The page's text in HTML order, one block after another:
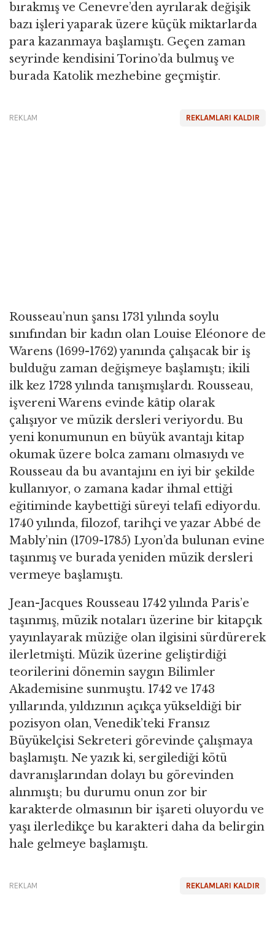
bırakmış ve Cenevre’den ayrılarak değişik
bazı işleri yaparak üzere küçük miktarlarda
para kazanmaya başlamıştı. Geçen zaman
seyrinde kendisini Torino’da bulmuş ve
burada Katolik mezhebine geçmiştir.
REKLAMLARI KALDIR
REKLAM
Rousseau’nun şansı 1731 yılında soylu
sınıfından bir kadın olan Louise Eléonore de
Warens (1699-1762) yanında çalışacak bir iş
bulduğu zaman değişmeye başlamıştı; ikili
ilk kez 1728 yılında tanışmışlardı. Rousseau,
işvereni Warens evinde kâtip olarak
çalışıyor ve müzik dersleri veriyordu. Bu
yeni konumunun en büyük avantajı kitap
okumak üzere bolca zamanı olmasıydı ve
Rousseau da bu avantajını en iyi bir şekilde
kullanıyor, o zamana kadar ihmal ettiği
eğitiminde kaybettiği süreyi telafi ediyordu.
1740 yılında, filozof, tarihçi ve yazar Abbé de
Mably’nin (1709-1785) Lyon’da bulunan evine
taşınmış ve burada yeniden müzik dersleri
vermeye başlamıştı.
Jean-Jacques Rousseau 1742 yılında Paris’e
taşınmış, müzik notaları üzerine bir kitapçık
yayınlayarak müziğe olan ilgisini sürdürerek
ilerletmişti. Müzik üzerine geliştirdiği
teorilerini dönemin saygın Bilimler
Akademisine sunmuştu. 1742 ve 1743
yıllarında, yıldızının açıkça yükseldiği bir
pozisyon olan, Venedik’teki Fransız
Büyükelçisi Sekreteri görevinde çalışmaya
başlamıştı. Ne yazık ki, sergilediği kötü
davranışlarından dolayı bu görevinden
alınmıştı; bu durumu onun zor bir
karakterde olmasının bir işareti oluyordu ve
yaşı ilerledikçe bu karakteri daha da belirgin
hale gelmeye başlamıştı.
REKLAMLARI KALDIR
REKLAM